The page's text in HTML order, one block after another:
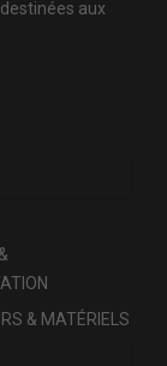
aux
& MATÉRIELS